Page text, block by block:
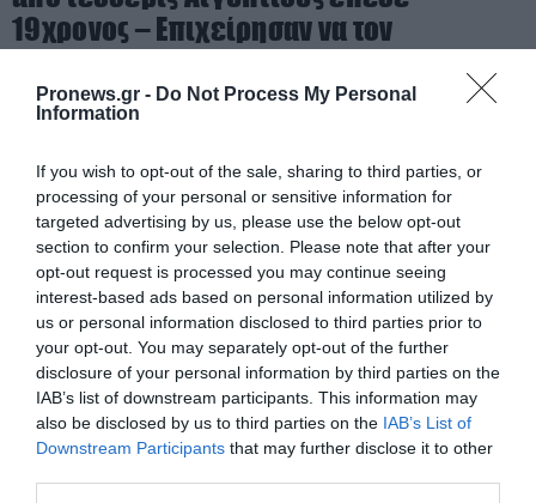
Pronews.gr - Do Not Process My Personal
Information
If you wish to opt-out of the sale, sharing to third parties, or
processing of your personal or sensitive information for
targeted advertising by us, please use the below opt-out
section to confirm your selection. Please note that after your
opt-out request is processed you may continue seeing
interest-based ads based on personal information utilized by
us or personal information disclosed to third parties prior to
your opt-out. You may separately opt-out of the further
disclosure of your personal information by third parties on the
IAB’s list of downstream participants. This information may
also be disclosed by us to third parties on the IAB’s List of
Downstream Participants that may further disclose it to other
19χρονος – Επιχείρησαν να τον
10.08.2026 | 08:50
PRONEWS.GR /ΕΣΩΤΕΡΙΚΗ ΑΣΦΑΛΕΙΑ